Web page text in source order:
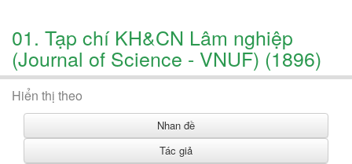
01. Tạp chí KH&CN Lâm nghiệp
(Journal of Science - VNUF) (1896)
Hiển thị theo